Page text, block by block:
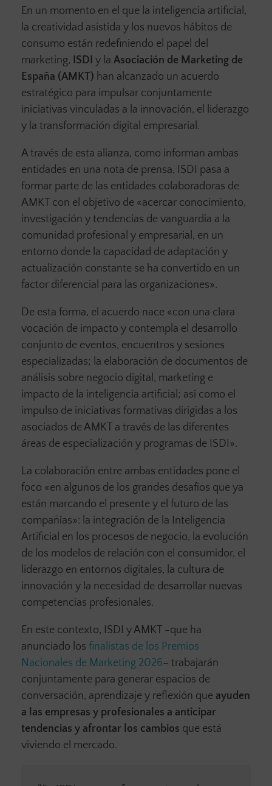
En un momento en el que la inteligencia artificial,
la creatividad asistida y los nuevos hábitos de
consumo están redefiniendo el papel del
marketing, ISDI y la Asociación de Marketing de
España (AMKT) han alcanzado un acuerdo
estratégico para impulsar conjuntamente
iniciativas vinculadas a la innovación, el liderazgo
y la transformación digital empresarial.
A través de esta alianza, como informan ambas
entidades en una nota de prensa, ISDI pasa a
formar parte de las entidades colaboradoras de
AMKT con el objetivo de «acercar conocimiento,
investigación y tendencias de vanguardia a la
comunidad profesional y empresarial, en un
entorno donde la capacidad de adaptación y
actualización constante se ha convertido en un
factor diferencial para las organizaciones».
De esta forma, el acuerdo nace «con una clara
vocación de impacto y contempla el desarrollo
conjunto de eventos, encuentros y sesiones
especializadas; la elaboración de documentos de
análisis sobre negocio digital, marketing e
impacto de la inteligencia artificial; así como el
impulso de iniciativas formativas dirigidas a los
asociados de AMKT a través de las diferentes
áreas de especialización y programas de ISDI».
La colaboración entre ambas entidades pone el
foco «en algunos de los grandes desafíos que ya
están marcando el presente y el futuro de las
compañías»: la integración de la Inteligencia
Artificial en los procesos de negocio, la evolución
de los modelos de relación con el consumidor, el
liderazgo en entornos digitales, la cultura de
innovación y la necesidad de desarrollar nuevas
competencias profesionales.
En este contexto, ISDI y AMKT -que ha
anunciado los finalistas de los Premios
Nacionales de Marketing 2026– trabajarán
conjuntamente para generar espacios de
conversación, aprendizaje y reflexión que ayuden
a las empresas y profesionales a anticipar
tendencias y afrontar los cambios que está
viviendo el mercado.